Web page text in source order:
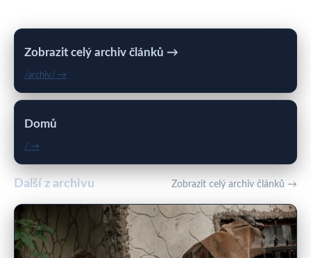
Zobrazit celý archiv článků →
/archiv/ →
Domů
/ →
Další z archivu Zobrazit celý archiv článků →